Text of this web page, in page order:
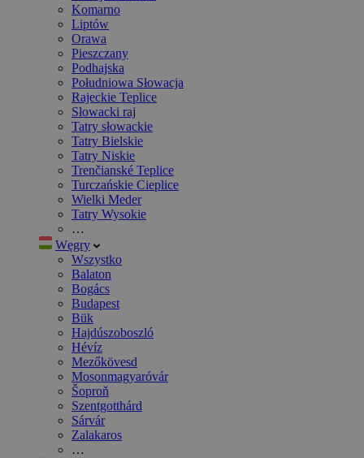
Komarno
Liptów
Orawa
Pieszczany
Podhajska
Południowa Słowacja
Rajeckie Teplice
Słowacki raj
Tatry słowackie
Tatry Bielskie
Tatry Niskie
Trenčianské Teplice
Turczańskie Cieplice
Wielki Meder
Tatry Wysokie
…
Węgry
Wszystko
Balaton
Bogács
Budapest
Bük
Hajdúszoboszló
Hévíz
Mezőkövesd
Mosonmagyaróvár
Šoproň
Szentgotthárd
Sárvár
Zalakaros
…